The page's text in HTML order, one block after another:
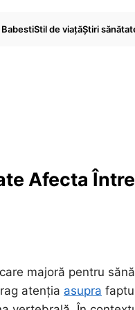
Stil de viaţăŞtiri
Afecta
majoră pentru
atenția asupra